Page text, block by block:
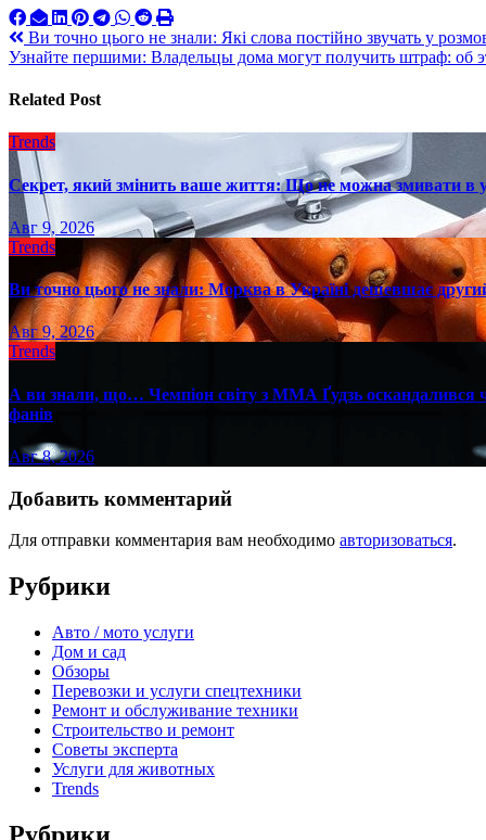
Навигация
по
записям
Ви точно цього не знали: Які слова постійно звучать у
Узнайте першими: Владельцы дома могут получить штраф: об
Related Post
Trends
Секрет, який змінить ваше життя: Що не можна змивати в
Авг 9, 2026
Trends
Ви точно цього не знали: Морква в Україні дешевшає
Авг 9, 2026
Trends
А ви знали, що… Чемпіон світу з ММА Ґудзь оскандалився
фанів
Авг 8, 2026
Добавить комментарий
Для отправки комментария вам необходимо авторизоваться.
Рубрики
Авто / мото услуги
Дом и сад
Обзоры
Перевозки и услуги спецтехники
Ремонт и обслуживание техники
Строительство и ремонт
Советы эксперта
Услуги для животных
Trends